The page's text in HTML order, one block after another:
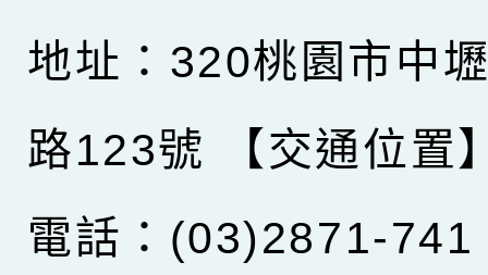
地址：320桃園市中
路123號
【交通位置
電話：(03)2871-741